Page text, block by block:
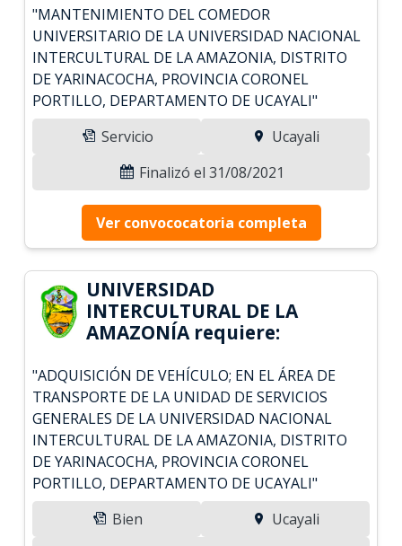
"MANTENIMIENTO DEL COMEDOR
UNIVERSITARIO DE LA UNIVERSIDAD NACIONAL
INTERCULTURAL DE LA AMAZONIA, DISTRITO
DE YARINACOCHA, PROVINCIA CORONEL
PORTILLO, DEPARTAMENTO DE UCAYALI"
Servicio
Ucayali
Finalizó el 31/08/2021
Ver convococatoria completa
UNIVERSIDAD
INTERCULTURAL DE LA
AMAZONÍA requiere:
"ADQUISICIÓN DE VEHÍCULO; EN EL ÁREA DE
TRANSPORTE DE LA UNIDAD DE SERVICIOS
GENERALES DE LA UNIVERSIDAD NACIONAL
INTERCULTURAL DE LA AMAZONIA, DISTRITO
DE YARINACOCHA, PROVINCIA CORONEL
PORTILLO, DEPARTAMENTO DE UCAYALI"
Bien
Ucayali